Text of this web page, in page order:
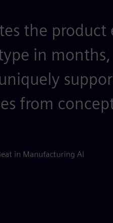
the
in
from
in Manufacturing AI